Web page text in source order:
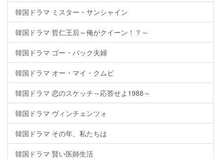
韓国ドラマ ミスター・サンシャイン
韓国ドラマ 哲仁王后～俺がクイーン！？～
韓国ドラマ ゴー・バック夫婦
韓国ドラマ オー・マイ・クムビ
韓国ドラマ 恋のスケッチ～応答せよ1988～
韓国ドラマ ヴィンチェンツォ
韓国ドラマ その年、私たちは
韓国ドラマ 賢い医師生活